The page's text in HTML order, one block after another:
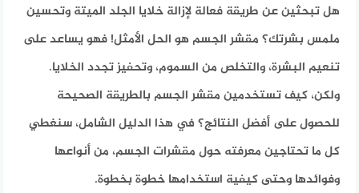
هل تبحثين عن طريقة فعالة لإزالة خلايا الجلد الميتة وتحسين
ملمس بشرتك؟ مقشر الجسم هو الحل الأمثل! فهو يساعد على
تنعيم البشرة، والتخلص من السموم، وتحفيز تجدد الخلايا.
ولكن، كيف تستخدمين مقشر الجسم بالطريقة الصحيحة
للحصول على أفضل النتائج؟ في هذا الدليل الشامل، سنغطي
كل ما تحتاجين معرفته حول مقشرات الجسم، من أنواعها
وفوائدها وحتى كيفية استخدامها خطوة بخطوة.